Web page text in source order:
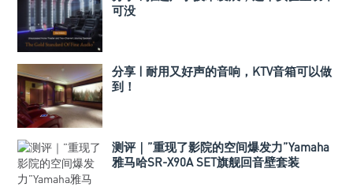
可没
分享 | 耐用又好声的音响，KTV音箱可以做
到！
测评｜”重现了影院的空间爆发力”Yamaha
雅马哈SR-X90A SET旗舰回音壁套装